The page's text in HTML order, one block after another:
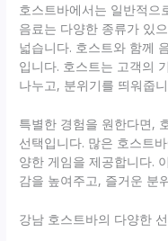
호스트바에서는 일반적으
음료는 다양한 종류가 있
넓습니다. 호스트와 함께
입니다. 호스트는 고객의
나누고, 분위기를 띄워줍
특별한 경험을 원한다면,
선택입니다. 많은 호스트
양한 게임을 제공합니다.
감을 높여주고, 즐거운 분
강남 호스트바의 다양한